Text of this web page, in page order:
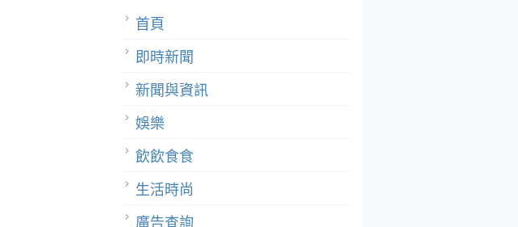
首頁
即時新聞
新聞與資訊
娛樂
飲飲食食
生活時尚
廣告查詢